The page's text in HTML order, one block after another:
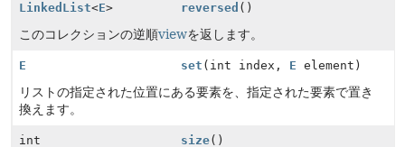
LinkedList<E> reversed ()
このコレクションの逆順viewを返します。
E set (int index, E element)
リストの指定された位置にある要素を、指定された要素で置き
換えます。
int size()